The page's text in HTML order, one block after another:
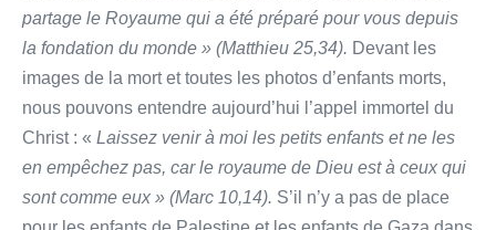
partage le Royaume qui a été préparé pour vous depuis
la fondation du monde » (Matthieu 25,34). Devant les
images de la mort et toutes les photos d’enfants morts,
nous pouvons entendre aujourd’hui l’appel immortel du
Christ : « Laissez venir à moi les petits enfants et ne les
en empêchez pas, car le royaume de Dieu est à ceux qui
sont comme eux » (Marc 10,14). S’il n’y a pas de place